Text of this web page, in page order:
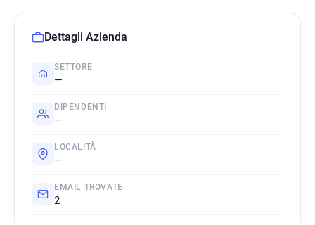
Dettagli Azienda
SETTORE
—
DIPENDENTI
—
LOCALITÀ
—
EMAIL TROVATE
2